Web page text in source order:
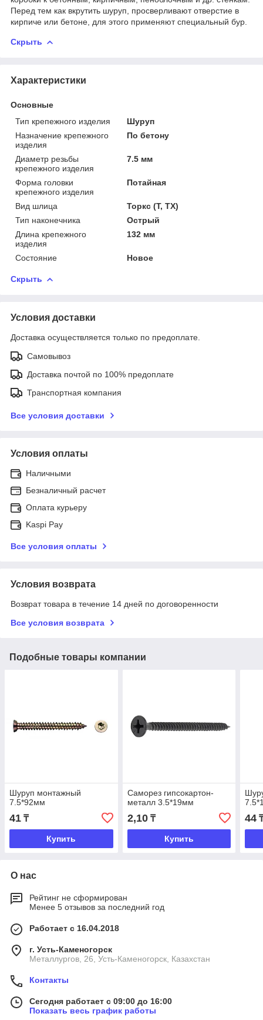
Перед тем как вкрутить шуруп, просверливают отверстие в
кирпиче или бетоне, для этого применяют специальный бур.
Скрыть
Характеристики
Основные
Тип крепежного изделия
Шуруп
Назначение крепежного
изделия
По бетону
Диаметр резьбы
крепежного изделия
7.5 мм
Форма головки
крепежного изделия
Потайная
Вид шлица
Торкс (T, TX)
Тип наконечника
Острый
Длина крепежного
изделия
132 мм
Состояние Новое
Скрыть
Условия доставки
Доставка осуществляется только по предоплате.
Самовывоз
Доставка почтой по 100% предоплате
Транспортная компания
Все условия доставки
Условия оплаты
Наличными
Безналичный расчет
Оплата курьеру
Kaspi Pay
Все условия оплаты
Условия возврата
Возврат товара в течение 14 дней по договоренности
Все условия возврата
Подобные товары компании
Шуруп монтажный
7.5*92мм
41 ₸
Купить
Саморез гипсокартон-
металл 3.5*19мм
2,10₸
Купить
44
О нас
Рейтинг не сформирован
Менее 5 отзывов за последний год
Работает с 16.04.2018
г. Усть-Каменогорск
Металлургов, 26, Усть-Каменогорск, Казахстан
Контакты
Сегодня работает с 09:00 до 16:00
Показать весь график работы